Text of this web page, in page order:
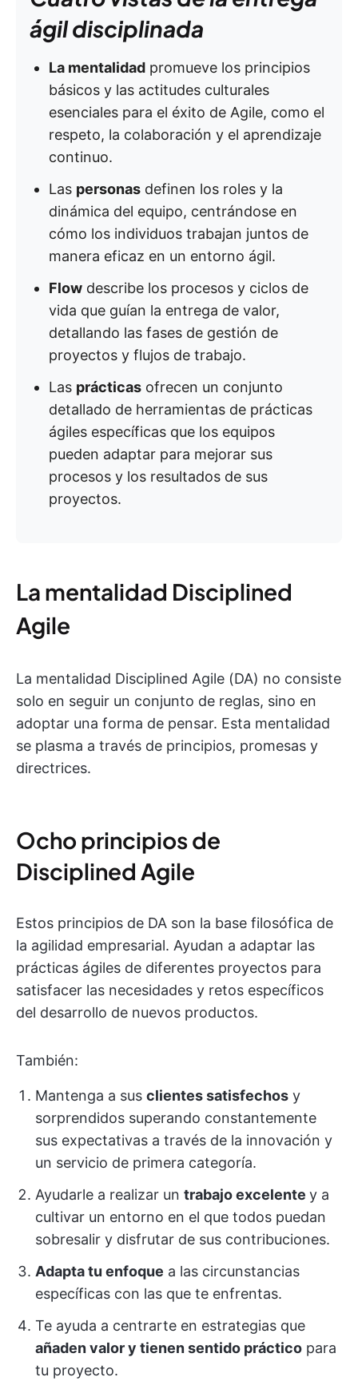
ágil disciplinada
La mentalidad promueve los principios
básicos y las actitudes culturales
esenciales para el éxito de Agile, como el
respeto, la colaboración y el aprendizaje
continuo.
Las personas definen los roles y la
dinámica del equipo, centrándose en
cómo los individuos trabajan juntos de
manera eficaz en un entorno ágil.
Flow describe los procesos y ciclos de
vida que guían la entrega de valor,
detallando las fases de gestión de
proyectos y flujos de trabajo.
Las prácticas ofrecen un conjunto
detallado de herramientas de prácticas
ágiles específicas que los equipos
pueden adaptar para mejorar sus
procesos y los resultados de sus
proyectos.
La mentalidad Disciplined
Agile
La mentalidad Disciplined Agile (DA) no consiste
solo en seguir un conjunto de reglas, sino en
adoptar una forma de pensar. Esta mentalidad
se plasma a través de principios, promesas y
directrices.
Ocho principios de
Disciplined Agile
Estos principios de DA son la base filosófica de
la agilidad empresarial. Ayudan a adaptar las
prácticas ágiles de diferentes proyectos para
satisfacer las necesidades y retos específicos
del desarrollo de nuevos productos.
También:
Mantenga a sus clientes satisfechos y
sorprendidos superando constantemente
sus expectativas a través de la innovación y
un servicio de primera categoría.
Ayudarle a realizar un trabajo excelente y a
cultivar un entorno en el que todos puedan
sobresalir y disfrutar de sus contribuciones.
Adapta tu enfoque a las circunstancias
específicas con las que te enfrentas.
Te ayuda a centrarte en estrategias que
añaden valor y tienen sentido práctico para
tu proyecto.